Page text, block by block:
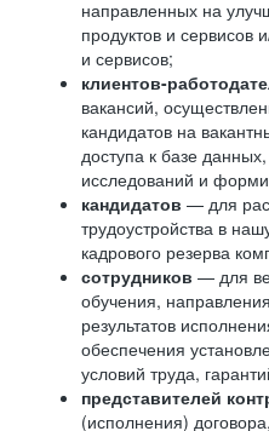
направленных на
продуктов и сервисов
и сервисов;
клиентов-
вакансий,
кандидатов на
доступа к базе
исследований и
кандидатов — для
трудоустройства в
кадрового резерва
сотрудников — для
обучения,
результатов
обеспечения
условий труда,
представителей
(исполнения)